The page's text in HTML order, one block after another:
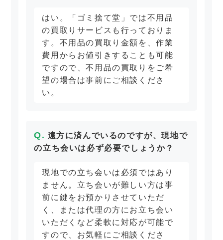
はい。「ゴミ捨て堂」では不用品
の買取りサービスも行っておりま
す。不用品の買取り金額を、作業
費用からお値引きすることも可能
ですので、不用品の買取りをご希
望の場合は事前にご相談くださ
い。
遠方に済んでいるのですが、現地で
の立ち会いは必ず必要でしょうか？
現地での立ち会いは必須ではあり
ません。立ち会いが難しい方は事
前に鍵をお預かりさせていただ
く、または代理の方にお立ち会い
いただくなど柔軟に対応が可能で
すので、お気軽にご相談くださ